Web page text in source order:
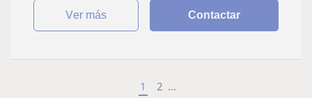
ver más Contactar
1 2 ...